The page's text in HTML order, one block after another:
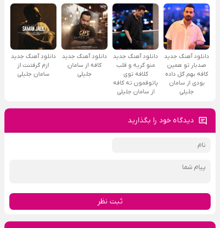
دانلود آهنگ جدید
ﺻﺪﺑﺎر ﺗﻮ ﻫﻤﻴﻦ
ﻛﺎﻓﻪ ﺑﻬﻢ ﮔﻞ داده
ﺑﻮدی از سامان
جلیلی
دانلود آهنگ جدید
ﻣﻨﻮ ﮔﺮﻳﻪ و ﻗﻠﺐ
ﻛﻠﺎﻓﻪ ﺗﻮی
ﭘﺎﺗﻮﻗﻤﻮن ﺗﻪ ﻛﺎﻓﻪ
از سامان جلیلی
دانلود آهنگ جدید
کافه از سامان
جلیلی
دانلود آهنگ جدید
ازم گرفتنت از
سامان جلیلی
دیدگاه خود را بگذارید
ثبت نظر